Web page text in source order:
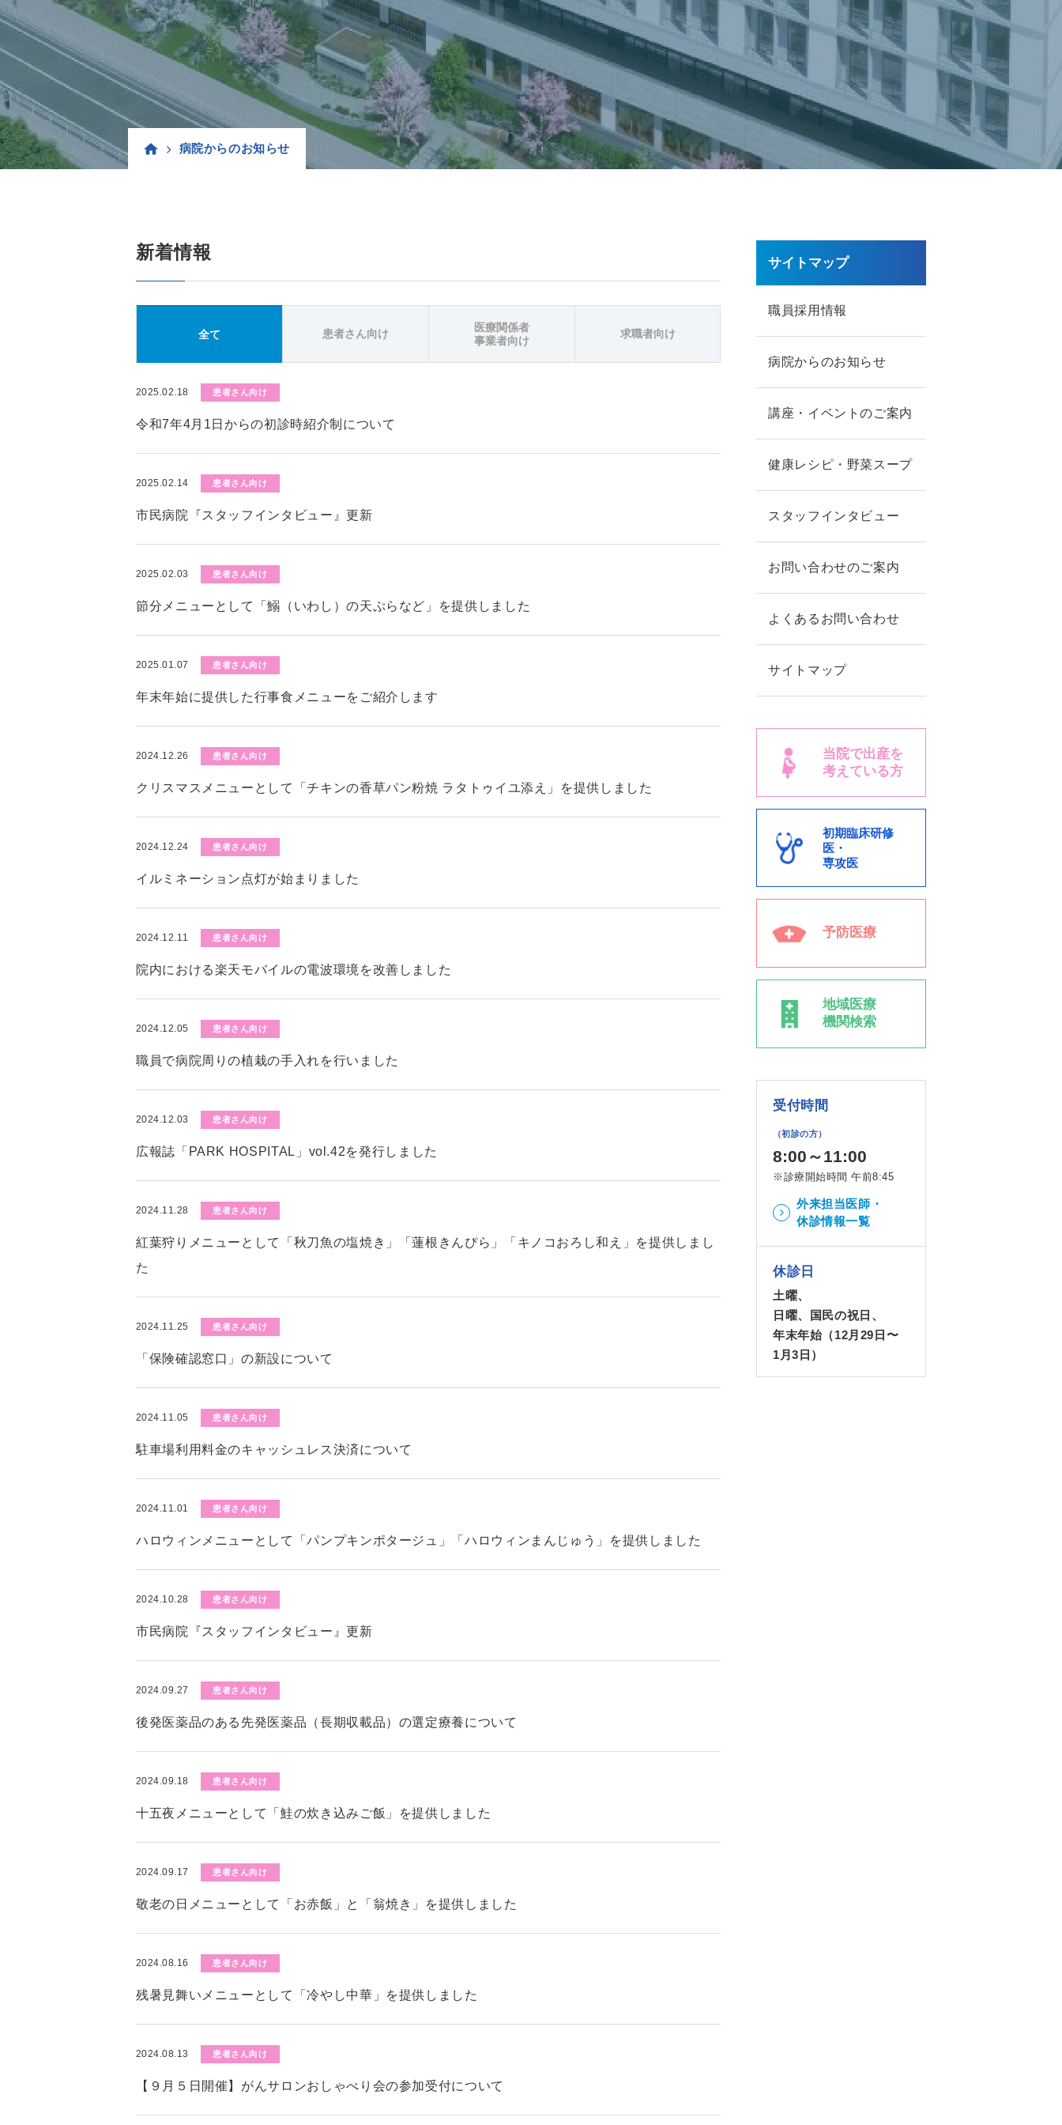
病院からのお知らせ
新着情報
全て 患者さん向け
医療関係者
事業者向け
求職者向け
2025.02.18 患者さん向け
令和7年4月1日からの初診時紹介制について
2025.02.14 患者さん向け
市民病院『スタッフインタビュー』更新
2025.02.03 患者さん向け
節分メニューとして「鰯（いわし）の天ぷらなど」を提供しました
2025.01.07 患者さん向け
年末年始に提供した行事食メニューをご紹介します
2024.12.26 患者さん向け
クリスマスメニューとして「チキンの香草パン粉焼 ラタトゥイユ添え」を提供しました
2024.12.24 患者さん向け
イルミネーション点灯が始まりました
2024.12.11 患者さん向け
院内における楽天モバイルの電波環境を改善しました
2024.12.05 患者さん向け
職員で病院周りの植栽の手入れを行いました
2024.12.03 患者さん向け
広報誌「PARK HOSPITAL」vol.42を発行しました
2024.11.28 患者さん向け
紅葉狩りメニューとして「秋刀魚の塩焼き」「蓮根きんぴら」「キノコおろし和え」を提供しまし
た
2024.11.25 患者さん向け
「保険確認窓口」の新設について
2024.11.05 患者さん向け
駐車場利用料金のキャッシュレス決済について
2024.11.01 患者さん向け
ハロウィンメニューとして「パンプキンポタージュ」「ハロウィンまんじゅう」を提供しました
2024.10.28 患者さん向け
市民病院『スタッフインタビュー』更新
2024.09.27 患者さん向け
後発医薬品のある先発医薬品（長期収載品）の選定療養について
2024.09.18 患者さん向け
十五夜メニューとして「鮭の炊き込みご飯」を提供しました
2024.09.17 患者さん向け
敬老の日メニューとして「お赤飯」と「翁焼き」を提供しました
2024.08.16 患者さん向け
残暑見舞いメニューとして「冷やし中華」を提供しました
2024.08.13 患者さん向け
【９月５日開催】がんサロンおしゃべり会の参加受付について
サイトマップ
職員採用情報
病院からのお知らせ
講座・イベントのご案内
健康レシピ・野菜スープ
スタッフインタビュー
お問い合わせのご案内
よくあるお問い合わせ
サイトマップ
当院で出産を
考えている方
初期臨床研修
医・
専攻医
予防医療
地域医療
機関検索
受付時間
（初診の方）
8:00～11:00
※診療開始時間 午前8:45
外来担当医師・
休診情報一覧
休診日
土曜、
日曜、国民の祝日、
年末年始（12月29日〜
1月3日）